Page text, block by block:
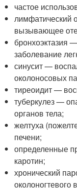
частое
лимфатический
вызывающее
бронхоэктазия
заболевание
синусит —
околоносовых
тиреоидит —
туберкулез —
органов тела;
желтуха
печени;
определенные
каротин;
хронический
околоногтевого